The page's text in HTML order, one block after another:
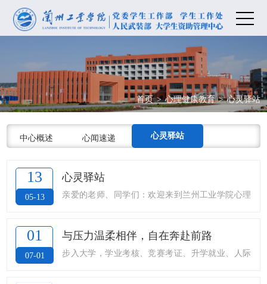
首页 > 心理健康教育 > 心灵驿站
中心概述 心闻速递 心灵驿站
13
05-13
心灵驿站
亲爱的老师、同学们：欢迎来到兰州工业学院心理
学业与生活里，可以暂时停靠、舒缓情绪的小小港
湾。我们深知，成长路上难免会有焦虑、迷茫、疲
01
07-01
与压力温柔相伴，自在奔赴前路
步入大学，学业考核、竞赛考证、升学就业、人际